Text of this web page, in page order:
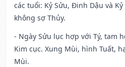
các tuổi: Kỷ Sửu, Đinh Dậu và
không sợ Thủy.
- Ngày Sửu lục hợp với Tý, tam
Kim cục. Xung Mùi, hình Tuất,
Mùi.